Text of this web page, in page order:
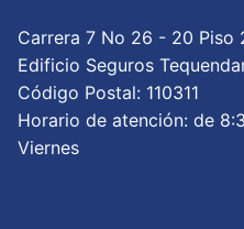
Carrera 7 No 26 - 20 Piso
Edificio Seguros
Código Postal: 110311
Horario de atención: de
Viernes